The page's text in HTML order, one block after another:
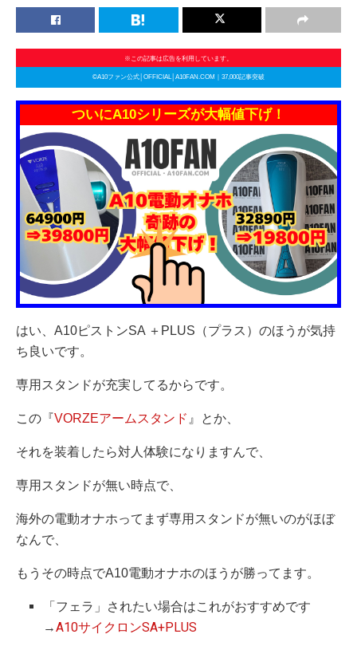
※この記事は広告を利用しています。
©A10ファン公式│OFFICIAL│A10FAN.COM｜37,000記事突破
ついにA10シリーズが大幅値下げ！
はい、A10ピストンSA ＋PLUS（プラス）のほうが気持
ち良いです。
専用スタンドが充実してるからです。
この『VORZEアームスタンド 』とか、
それを装着したら対人体験になりますんで、
専用スタンドが無い時点で、
海外の電動オナホってまず専用スタンドが無いのがほぼ
なんで、
もうその時点でA10電動オナホのほうが勝ってます。
「フェラ」されたい場合はこれがおすすめです
→A10サイクロンSA+PLUS